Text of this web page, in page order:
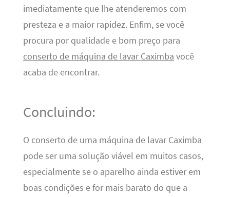
imediatamente que lhe atenderemos com
presteza e a maior rapidez. Enfim, se você
procura por qualidade e bom preço para
conserto de máquina de lavar Caximba você
acaba de encontrar.
Concluindo:
O conserto de uma máquina de lavar Caximba
pode ser uma solução viável em muitos casos,
especialmente se o aparelho ainda estiver em
boas condições e for mais barato do que a